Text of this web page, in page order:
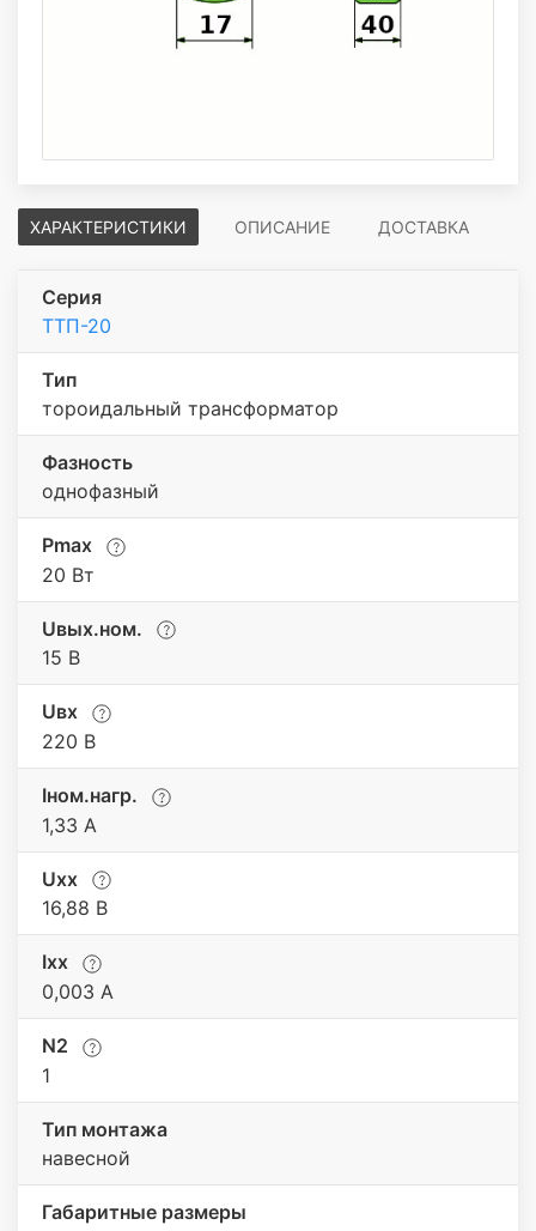
ХАРАКТЕРИСТИКИ ОПИСАНИЕ ДОСТАВКА
Серия
ТТП-20
Тип
тороидальный трансформатор
Фазность
однофазный
Pmax
20 Вт
Uвых.ном.
15 В
Uвх
220 В
Iном.нагр.
1,33 А
Uхх
16,88 В
Iхх
0,003 А
N2
1
Тип монтажа
навесной
Габаритные размеры